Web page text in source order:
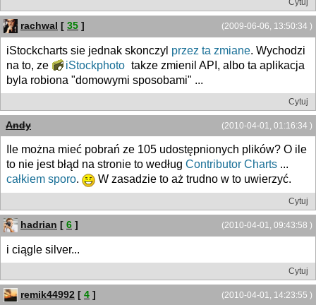
Cytuj
(2009-06-06, 13:50:34 )
rachwal [ 35 ]
iStockcharts sie jednak skonczyl przez ta zmiane. Wychodzi
na to, ze
iStockphoto takze zmienil API, albo ta aplikacja
byla robiona "domowymi sposobami" ...
Cytuj
(2010-04-01, 01:16:34 )
Andy
Ile można mieć pobrań ze 105 udostępnionych plików? O ile
to nie jest błąd na stronie to według Contributor Charts ...
całkiem sporo. W zasadzie to aż trudno w to uwierzyć.
Cytuj
(2010-04-01, 09:43:58 )
hadrian [ 6 ]
i ciągle silver...
Cytuj
(2010-04-01, 14:23:55 )
remik44992 [ 4 ]